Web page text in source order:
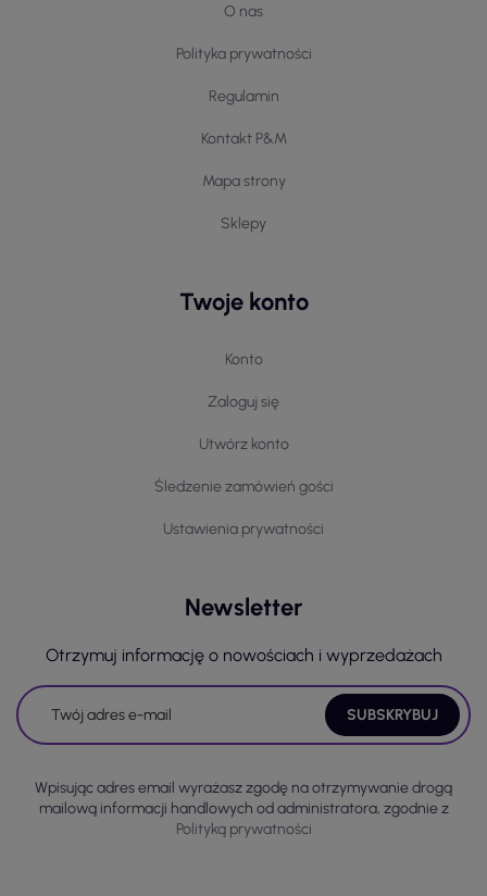
O nas
Polityka prywatności
Regulamin
Kontakt P&M
Mapa strony
Sklepy
Twoje konto
Konto
Zaloguj się
Utwórz konto
Śledzenie zamówień gości
Ustawienia prywatności
Newsletter
Otrzymuj informację o nowościach i wyprzedażach
Wpisując adres email wyrażasz zgodę na otrzymywanie drogą
mailową informacji handlowych od administratora, zgodnie z
Polityką prywatności